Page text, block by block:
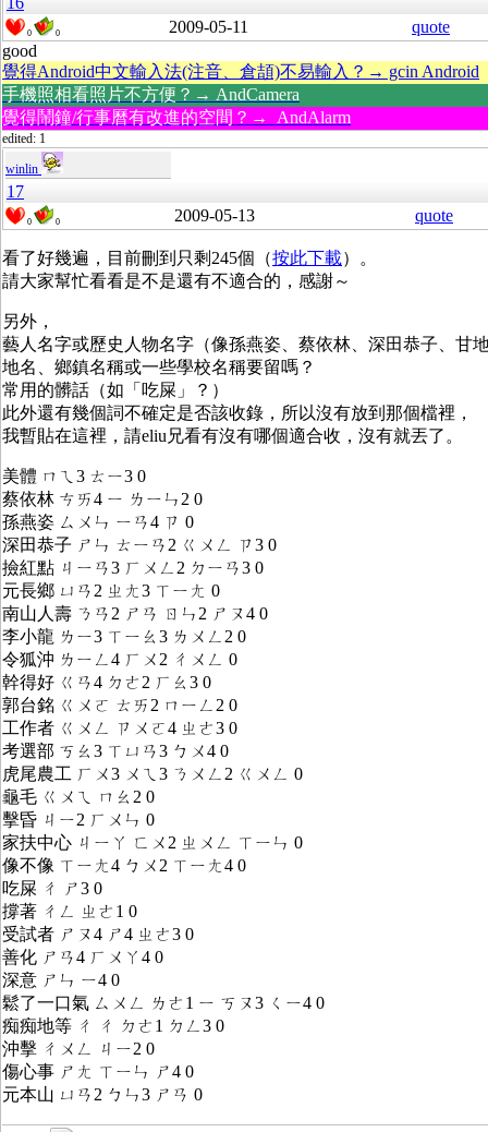
0 0 2009-05-11
quote
good
覺得Android中文輸入法(注音、倉頡)不易輸入？→ gcin Android
手機照相看照片不方便？→ AndCamera
覺得鬧鐘/行事曆有改進的空間？→ AndAlarm
edited: 1
winlin
17
0 0 2009-05-13 quote
看了好幾遍，目前刪到只剩245個（按此下載）。
請大家幫忙看看是不是還有不適合的，感謝～
另外，
藝人名字或歷史人物名字（像孫燕姿、蔡依林、深田恭子、甘
地名、鄉鎮名稱或一些學校名稱要留嗎？
常用的髒話（如「吃屎」？）
此外還有幾個詞不確定是否該收錄，所以沒有放到那個檔裡，
我暫貼在這裡，請eliu兄看有沒有哪個適合收，沒有就丟了。
美體 ㄇㄟ3 ㄊㄧ3 0
蔡依林 ㄘㄞ4 ㄧ ㄌㄧㄣ2 0
孫燕姿 ㄙㄨㄣ ㄧㄢ4 ㄗ 0
深田恭子 ㄕㄣ ㄊㄧㄢ2 ㄍㄨㄥ ㄗ3 0
撿紅點 ㄐㄧㄢ3 ㄏㄨㄥ2 ㄉㄧㄢ3 0
元長鄉 ㄩㄢ2 ㄓㄤ3 ㄒㄧㄤ 0
南山人壽 ㄋㄢ2 ㄕㄢ ㄖㄣ2 ㄕㄡ4 0
李小龍 ㄌㄧ3 ㄒㄧㄠ3 ㄌㄨㄥ2 0
令狐沖 ㄌㄧㄥ4 ㄏㄨ2 ㄔㄨㄥ 0
幹得好 ㄍㄢ4 ㄉㄜ2 ㄏㄠ3 0
郭台銘 ㄍㄨㄛ ㄊㄞ2 ㄇㄧㄥ2 0
工作者 ㄍㄨㄥ ㄗㄨㄛ4 ㄓㄜ3 0
考選部 ㄎㄠ3 ㄒㄩㄢ3 ㄅㄨ4 0
虎尾農工 ㄏㄨ3 ㄨㄟ3 ㄋㄨㄥ2 ㄍㄨㄥ 0
龜毛 ㄍㄨㄟ ㄇㄠ2 0
擊昏 ㄐㄧ2 ㄏㄨㄣ 0
家扶中心 ㄐㄧㄚ ㄈㄨ2 ㄓㄨㄥ ㄒㄧㄣ 0
像不像 ㄒㄧㄤ4 ㄅㄨ2 ㄒㄧㄤ4 0
吃屎 ㄔ ㄕ3 0
撐著 ㄔㄥ ㄓㄜ1 0
受試者 ㄕㄡ4 ㄕ4 ㄓㄜ3 0
善化 ㄕㄢ4 ㄏㄨㄚ4 0
深意 ㄕㄣ ㄧ4 0
鬆了一口氣 ㄙㄨㄥ ㄌㄜ1 ㄧ ㄎㄡ3 ㄑㄧ4 0
痴痴地等 ㄔ ㄔ ㄉㄜ1 ㄉㄥ3 0
沖擊 ㄔㄨㄥ ㄐㄧ2 0
傷心事 ㄕㄤ ㄒㄧㄣ ㄕ4 0
元本山 ㄩㄢ2 ㄅㄣ3 ㄕㄢ 0